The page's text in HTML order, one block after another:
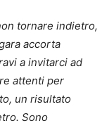
tornare indietro,
accorta
a invitarci ad
attenti per
un risultato
Sono